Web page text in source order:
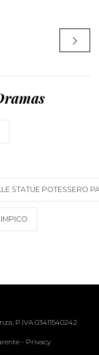
STATUE POTESSERO
P.IVA 03411540242
- Privacy